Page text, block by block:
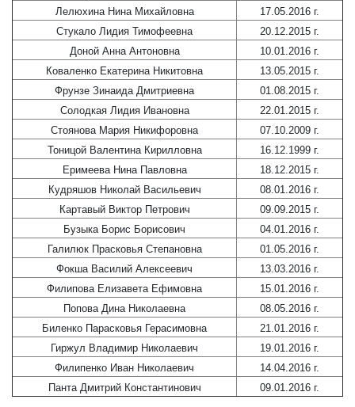
Лелюхина Нина Михайловна
17.05.2016 г.
Стукало Лидия Тимофеевна
20.12.2015 г.
Доной Анна Антоновна
10.01.2016 г.
Коваленко Екатерина Никитовна
13.05.2015 г.
Фрунзе Зинаида Дмитриевна
01.08.2015 г.
Солодкая Лидия Ивановна
22.01.2015 г.
Стоянова Мария Никифоровна
07.10.2009 г.
Тоницой Валентина Кирилловна
16.12.1999 г.
Еримеева Нина Павловна
18.12.2015 г.
Кудряшов Николай Васильевич
08.01.2016 г.
Картавый Виктор Петрович
09.09.2015 г.
Бузыка Борис Борисович
04.01.2016 г.
Галилюк Прасковья Степановна
01.05.2016 г.
Фокша Василий Алексеевич
13.03.2016 г.
Филипова Елизавета Ефимовна
15.01.2016 г.
Попова Дина Николаевна
08.05.2016 г.
Биленко Парасковья Герасимовна
21.01.2016 г.
Гиржул Владимир Николаевич
19.01.2016 г.
Филипенко Иван Николаевич
14.04.2016 г.
Панта Дмитрий Константинович
09.01.2016 г.